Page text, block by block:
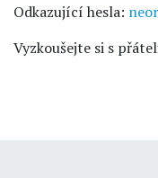
Odkazující hesla:
Vyzkoušejte si s